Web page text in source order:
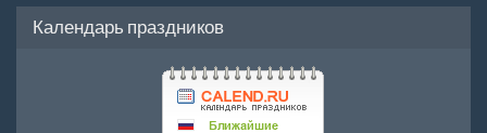
Календарь праздников